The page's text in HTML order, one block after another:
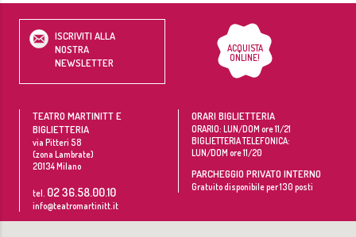
ISCRIVITI ALLA
NOSTRA
NEWSLETTER
ACQUISTA
ONLINE!
TEATRO MARTINITT E
BIGLIETTERIA
via Pitteri 58
(zona Lambrate)
20134Milano
tel. 02 36.58.00.10
info@teatromartinitt.it
ORARI BIGLIETTERIA
ORARIO: LUN/DOM ore 11/21
BIGLIETTERIA TELEFONICA:
LUN/DOM ore 11/20
PARCHEGGIO PRIVATO INTERNO
Gratuito disponibile per 130 posti